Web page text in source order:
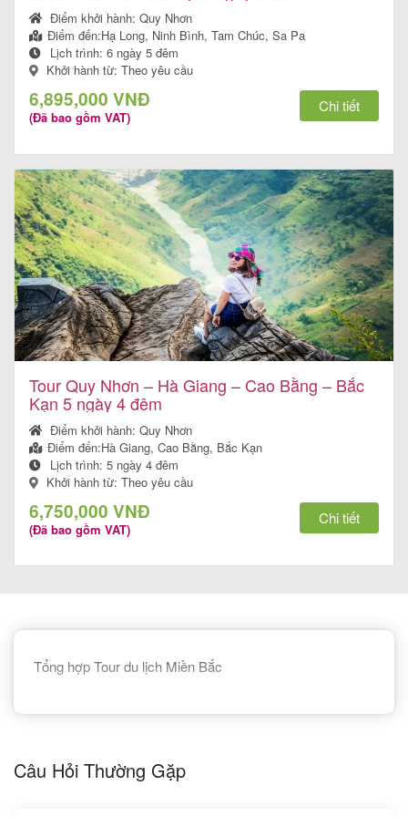
Tour
trong
nước
Combo
Quy
Nhơn
Lịch
hành
Tin
du
lịch
Nhơn
Cảm
Điểm khởi hành:Quy Nhơn
Điểm đến:Hạ Long, Ninh Bình, Tam Chúc, Sa Pa
Lịch trình:6 ngày 5 đêm
Khởi hành từ: Theo yêu cầu
6,895,000 VNĐ
(Đã bao gồm VAT)
Chi tiết
Tour Quy Nhơn – Hà Giang – Cao Bằng – Bắc
Kạn 5 ngày 4 đêm
Điểm khởi hành:Quy Nhơn
Điểm đến:Hà Giang, Cao Bằng, Bắc Kạn
Lịch trình:5 ngày 4 đêm
Khởi hành từ: Theo yêu cầu
6,750,000 VNĐ
(Đã bao gồm VAT)
Chi tiết
Tổng hợp Tour du lịch Miền Bắc
Câu Hỏi Thường Gặp